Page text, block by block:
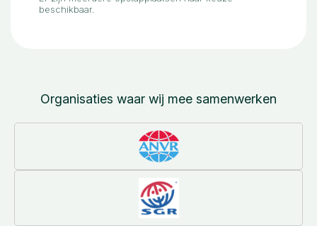
beschikbaar.
Organisaties waar wij mee samenwerken